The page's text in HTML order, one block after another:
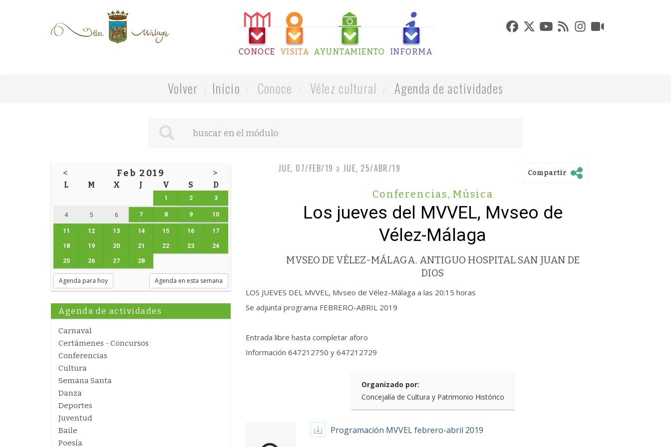
CONOCE VISITA AYUNTAMIENTO INFORMA
Volver Inicio Conoce Vélez cultural Agenda de actividades
< Feb 2019 >
L M X J V S D
1 2 3
4 5 6 7 8 9 10
11 12 13 14 15 16 17
18 19 20 21 22 23 24
25 26 27 28
Agenda para hoy Agenda en esta semana
Agenda de actividades
Carnaval
Certámenes - Concursos
Conferencias
Cultura
Semana Santa
Danza
Deportes
Juventud
Baile
Poesía
JUE, 07/FEB/19 a JUE, 25/ABR/19 Compartir
Conferencias, Música
Los jueves del MVVEL, Mvseo de
Vélez-Málaga
MVSEO DE VÉLEZ-MÁLAGA. ANTIGUO HOSPITAL SAN JUAN DE
DIOS
LOS JUEVES DEL MVVEL, Mvseo de Vélez-Málaga a las 20:15 horas
Se adjunta programa FEBRERO-ABRIL 2019
Entrada libre hasta completar aforo
Información 647212750 y 647212729
Organizado por:
Concejalía de Cultura y Patrimonio Histórico
Programación MVVEL febrero-abril 2019